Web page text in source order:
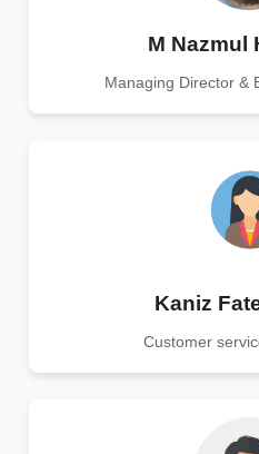
M Nazmul
Managing Director &
Kaniz
Customer